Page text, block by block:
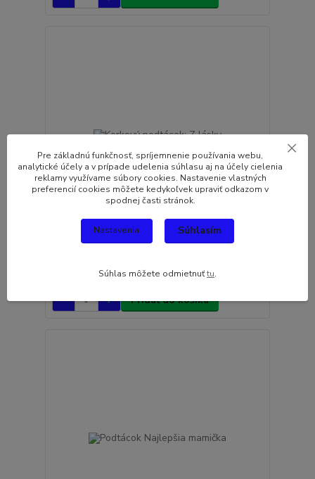
2,30 EUR /ks
bez DPH
Pridať do košíka
Pre základnú funkčnosť, spríjemnenie používania webu,
analytické účely a v prípade udelenia súhlasu aj na účely cielenia
reklamy využívame súbory cookies. Nastavenie vlastných
preferencií cookies môžete kedykoľvek upraviť odkazom v
spodnej časti stránok.
Nastavenia Súhlasím
Súhlas môžete odmietnuťtu.